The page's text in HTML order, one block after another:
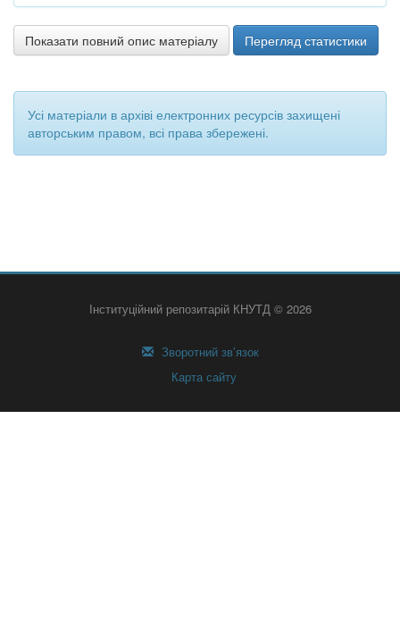
Показати повний опис матеріалу Перегляд статистики
Усі матеріали в архіві електронних ресурсів захищені
авторським правом, всі права збережені.
Інституційний репозитарій КНУТД © 2026
Зворотний зв’язок
Карта сайту